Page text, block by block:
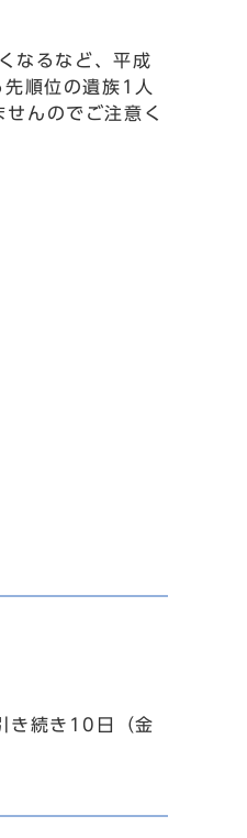
なるなど、平成
順位の遺族1人
んのでご注意く
き続き10日（金